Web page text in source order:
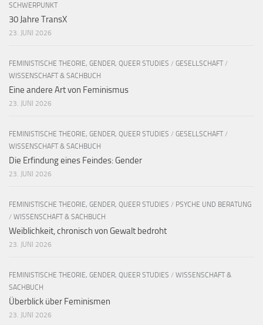
SCHWERPUNKT
30 Jahre TransX
23. JUNI 2026
FEMINISTISCHE THEORIE, GENDER, QUEER STUDIES / GESELLSCHAFT /
WISSENSCHAFT & SACHBUCH
Eine andere Art von Feminismus
23. JUNI 2026
FEMINISTISCHE THEORIE, GENDER, QUEER STUDIES / GESELLSCHAFT /
WISSENSCHAFT & SACHBUCH
Die Erfindung eines Feindes: Gender
23. JUNI 2026
FEMINISTISCHE THEORIE, GENDER, QUEER STUDIES / PSYCHE UND BERATUNG
/ WISSENSCHAFT & SACHBUCH
Weiblichkeit, chronisch von Gewalt bedroht
23. JUNI 2026
FEMINISTISCHE THEORIE, GENDER, QUEER STUDIES / WISSENSCHAFT &
SACHBUCH
Überblick über Feminismen
23. JUNI 2026